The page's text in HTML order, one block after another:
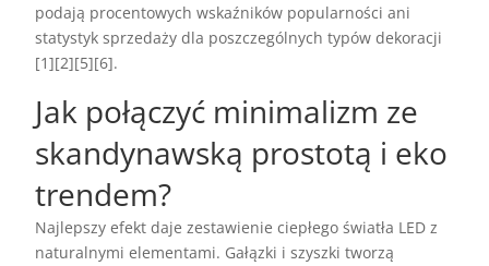
podają procentowych wskaźników popularności ani
statystyk sprzedaży dla poszczególnych typów dekoracji
[1][2][5][6].
Jak połączyć minimalizm ze
skandynawską prostotą i eko
trendem?
Najlepszy efekt daje zestawienie ciepłego światła LED z
naturalnymi elementami. Gałązki i szyszki tworzą